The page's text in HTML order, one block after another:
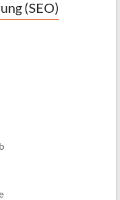
(SEO)